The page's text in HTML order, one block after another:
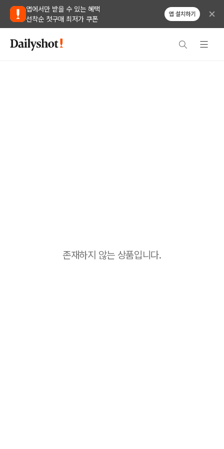
앱에서만 받을 수 있는 혜택
선착순 첫구매 최저가 쿠폰
앱 설치하기
존재하지 않는 상품입니다.